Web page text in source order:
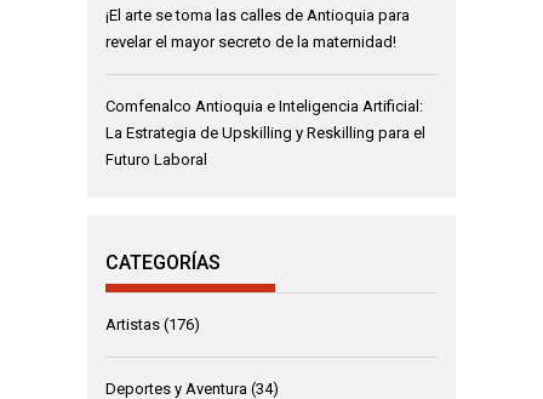
¡El arte se toma las calles de Antioquia para
revelar el mayor secreto de la maternidad!
Comfenalco Antioquia e Inteligencia Artificial:
La Estrategia de Upskilling y Reskilling para el
Futuro Laboral
CATEGORÍAS
Artistas (176)
Deportes y Aventura (34)